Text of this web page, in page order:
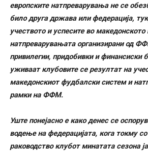
европските натпреварувања не се
било друга држава или федерација,
учеството и успесите во македонското
натпреварувањата организирани од
привилегии, придобивки и финансиски
уживаат клубовите се резултат на
македонскиот фудбалски систем и
рамки на ФФМ.
Уште понејасно е како денес се
водење на федерацијата, кога токму
раководство клубот минатата сезона